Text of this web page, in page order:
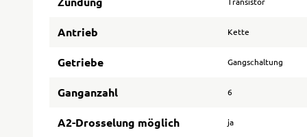
Antrieb Kette
Getriebe Gangschaltung
Ganganzahl 6
A2-Drosselung möglich ja